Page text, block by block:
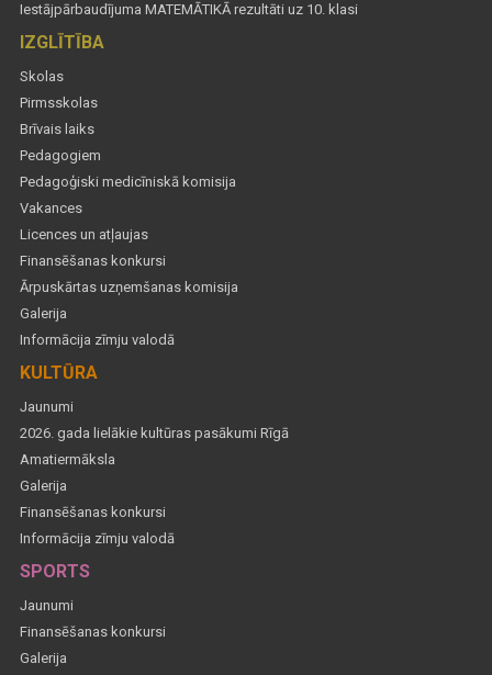
Iestājpārbaudījuma MATEMĀTIKĀ rezultāti uz 10. klasi
IZGLĪTĪBA
Skolas
Pirmsskolas
Brīvais laiks
Pedagogiem
Pedagoģiski medicīniskā komisija
Vakances
Licences un atļaujas
Finansēšanas konkursi
Ārpuskārtas uzņemšanas komisija
Galerija
Informācija zīmju valodā
KULTŪRA
Jaunumi
2026. gada lielākie kultūras pasākumi Rīgā
Amatiermāksla
Galerija
Finansēšanas konkursi
Informācija zīmju valodā
SPORTS
Jaunumi
Finansēšanas konkursi
Galerija